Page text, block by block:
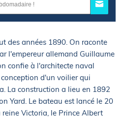
des années 1890. On raconte
l'empereur allemand Guillaume
confie à l'architecte naval
d'un voilier qui
La construction a lieu en 1892
Yard. Le bateau est lancé le 20
Victoria, le Prince Albert